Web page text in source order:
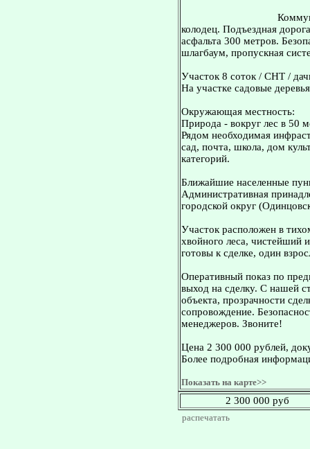
колодец. Подъездная
асфальта 300 метров.
шлагбаум, пропускная
Участок 8 соток / СНТ /
На участке садовые
Окружающая местность:
Природа - вокруг лес в 50
Рядом необходимая
сад, почта, школа, дом
категорий.
Ближайшие населенные
Административная
городской округ
Участок расположен в
хвойного леса, чистейший
готовы к сделке, один
Оперативный показ по
выход на сделку. С нашей
объекта, прозрачности
сопровождение.
менеджеров. Звоните!
Цена 2 300 000 рублей,
Более подробная
Показать на карте>>
2 300 000 руб
распечатать